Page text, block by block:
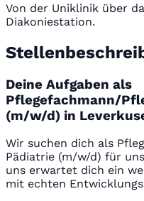
Von der Uniklinik über
Diakoniestation.
Deine Aufgaben als
Pflegefachmann/
(m/w/d) in
Wir suchen dich als
Pädiatrie (m/w/d) für
uns erwartet dich ein
mit echten